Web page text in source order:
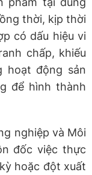
thời, kịp thời
có dấu hiệu vi
chấp, khiếu
hoạt động sản
để hình thành
nghiệp và Môi
đốc việc thực
hoặc đột xuất